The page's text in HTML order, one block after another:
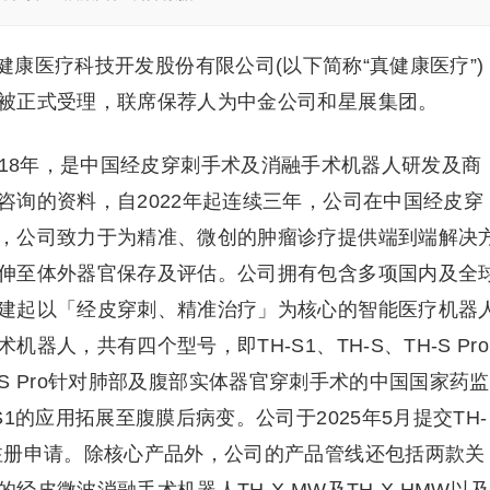
医疗科技开发股份有限公司(以下简称“真健康医疗”)
式受理，联席保荐人为中金公司和星展集团。
年，是中国经皮穿刺手术及消融手术机器人研发及商
询的资料，自2022年起连续三年，公司在中国经皮穿
公司致力于为精准、微创的肿瘤诊疗提供端到端解决
至体外器官保存及评估。公司拥有包含多项国内及全
起以「经皮穿刺、精准治疗」为核心的智能医疗机器
机器人，共有四个型号，即TH-S1、TH-S、TH-S Pro
Pro针对肺部及腹部实体器官穿刺手术的中国国家药监
的应用拓展至腹膜后病变。公司于2025年5月提交TH-
申请。除核心产品外，公司的产品管线还包括两款关